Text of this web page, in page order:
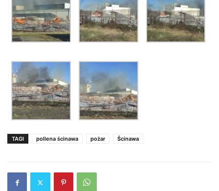
TAGI pollena ścinawa pożar Ścinawa